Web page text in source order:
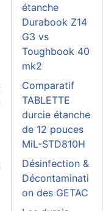
étanche
Durabook Z14
G3 vs
Toughbook 40
mk2
Comparatif
TABLETTE
durcie étanche
de 12 pouces
MiL-STD810H
Désinfection &
Décontaminati
on des GETAC